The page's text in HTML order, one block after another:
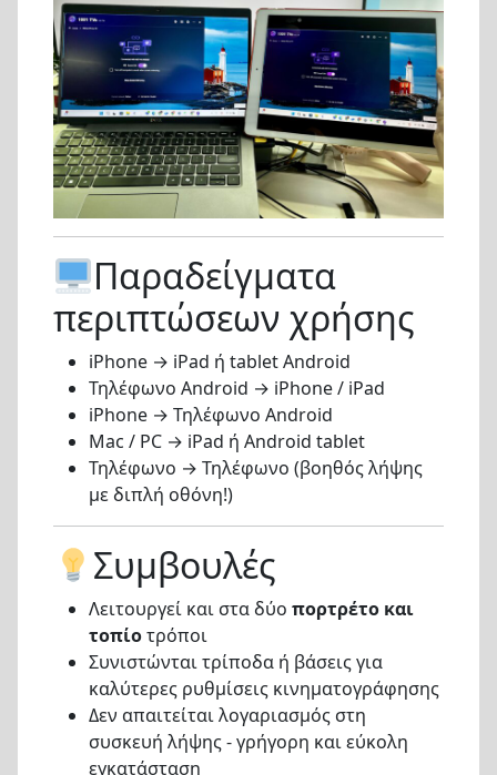
Παραδείγματα
περιπτώσεων χρήσης
iPhone → iPad ή tablet Android
Τηλέφωνο Android → iPhone / iPad
iPhone → Τηλέφωνο Android
Mac / PC → iPad ή Android tablet
Τηλέφωνο → Τηλέφωνο (βοηθός λήψης
με διπλή οθόνη!)
Συμβουλές
Λειτουργεί και στα δύο πορτρέτο και
τοπίοτρόποι
Συνιστώνται τρίποδα ή βάσεις για
καλύτερες ρυθμίσεις κινηματογράφησης
Δεν απαιτείται λογαριασμός στη
συσκευή λήψης - γρήγορη και εύκολη
εγκατάσταση